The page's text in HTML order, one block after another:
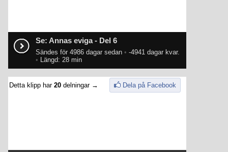
Se: Annas eviga - Del 6
Sändes för 4986 dagar sedan • -4941 dagar kvar.
• Längd: 28 min
Detta klipp har 20delningar → Dela på Facebook